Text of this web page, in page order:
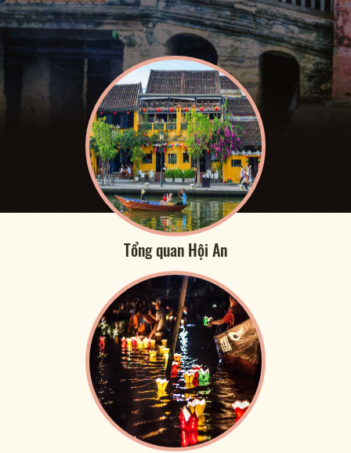
Tổng quan Hội An